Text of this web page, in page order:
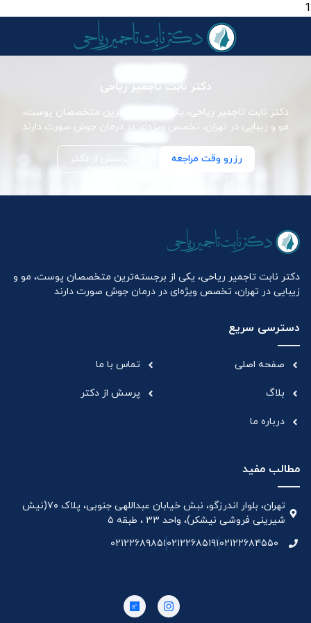
1
دکتر نابت تاجمیر ریاحی
دکتر نابت تاجمیر ریاحی، یکی از برجسته‌ترین متخصصان پوست،
مو و زیبایی در تهران، تخصص ویژه‌ای در درمان جوش صورت دارند
رزرو وقت مراجعه پرسش از دکتر
دکتر نابت تاجمیر ریاحی، یکی از برجسته‌ترین متخصصان پوست، مو و
زیبایی در تهران، تخصص ویژه‌ای در درمان جوش صورت دارند
دسترسی سریع
صفحه اصلی
بلاگ
درباره ما
تماس با ما
پرسش از دکتر
مطالب مفید
تهران، بلوار اندرزگو، نبش خیابان عبداللهی جنوبی، پلاک ۷۰(نیش
شیرینی فروشی نیشکر)، واحد ۳۳ ، طبقه ۵
۰۲۱۲۲۶۸۴۵۵۰۰۲۱۲۲۶۸۵۱۹۱۰۲۱۲۲۶۸۹۸۵۱